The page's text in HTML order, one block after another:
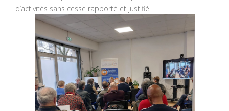
d’activités sans cesse rapporté et justifié.